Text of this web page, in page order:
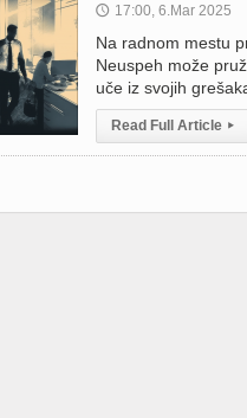
🕔 17:00, 6.Mar 2025
Na radnom mestu
Neuspeh može
uče iz svojih
Read Full Article ▸